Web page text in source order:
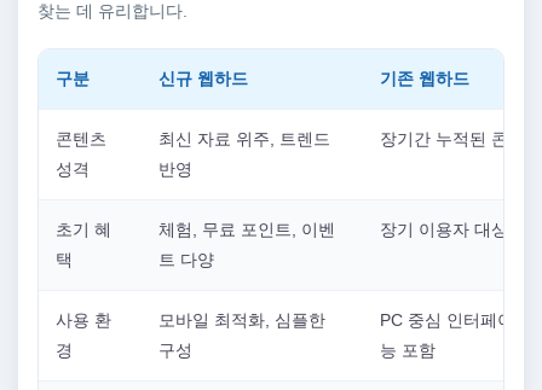
찾는 데 유리합니다.
구분 신규 웹하드 기존 웹하드
콘텐츠
성격
최신 자료 위주, 트렌드
반영
장기간 누적된 콘텐
초기 혜
택
체험, 무료 포인트, 이벤
트 다양
장기 이용자 대상 혜
사용 환
경
모바일 최적화, 심플한
구성
PC 중심 인터페이스,
능 포함